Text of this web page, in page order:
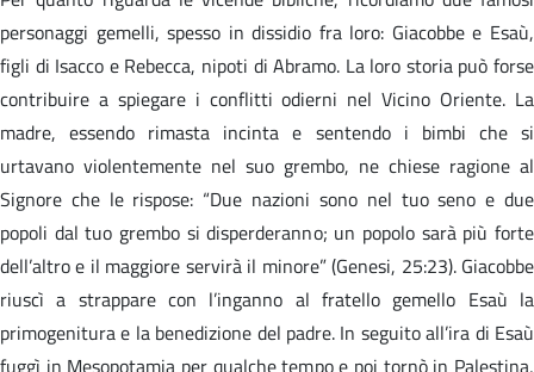
personaggi gemelli, spesso in dissidio fra loro: Giacobbe e Esaù,
figli di Isacco e Rebecca, nipoti di Abramo. La loro storia può forse
contribuire a spiegare i conflitti odierni nel Vicino Oriente. La
madre, essendo rimasta incinta e sentendo i bimbi che si
urtavano violentemente nel suo grembo, ne chiese ragione al
Signore che le rispose: “Due nazioni sono nel tuo seno e due
popoli dal tuo grembo si disperderanno; un popolo sarà più forte
dell’altro e il maggiore servirà il minore” (Genesi, 25:23). Giacobbe
riuscì a strappare con l’inganno al fratello gemello Esaù la
primogenitura e la benedizione del padre. In seguito all’ira di Esaù
fuggì in Mesopotamia per qualche tempo e poi tornò in Palestina,